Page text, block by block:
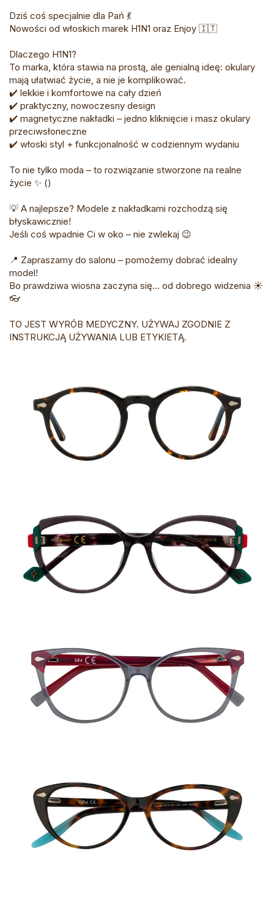
Dziś coś specjalnie dla Pań 💃
Nowości od włoskich marek H1N1 oraz Enjoy 🇮🇹
Dlaczego H1N1?
To marka, która stawia na prostą, ale genialną ideę: okulary
mają ułatwiać życie, a nie je komplikować.
✔️ lekkie i komfortowe na cały dzień
✔️ praktyczny, nowoczesny design
✔️ magnetyczne nakładki – jedno kliknięcie i masz okulary
przeciwsłoneczne
✔️ włoski styl + funkcjonalność w codziennym wydaniu
To nie tylko moda – to rozwiązanie stworzone na realne
życie ✨ ()
💡 A najlepsze? Modele z nakładkami rozchodzą się
błyskawicznie!
Jeśli coś wpadnie Ci w oko – nie zwlekaj 😉
📍 Zapraszamy do salonu – pomożemy dobrać idealny
model!
Bo prawdziwa wiosna zaczyna się… od dobrego widzenia ☀️
👓
TO JEST WYRÓB MEDYCZNY. UŻYWAJ ZGODNIE Z
INSTRUKCJĄ UŻYWANIA LUB ETYKIETĄ.